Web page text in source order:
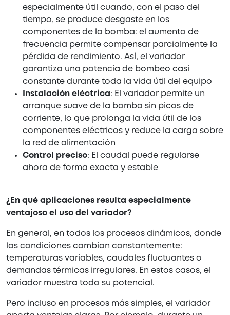
especialmente útil cuando, con el paso del
tiempo, se produce desgaste en los
componentes de la bomba: el aumento de
frecuencia permite compensar parcialmente la
pérdida de rendimiento. Así, el variador
garantiza una potencia de bombeo casi
constante durante toda la vida útil del equipo
Instalación eléctrica: El variador permite un
arranque suave de la bomba sin picos de
corriente, lo que prolonga la vida útil de los
componentes eléctricos y reduce la carga sobre
la red de alimentación
Control preciso: El caudal puede regularse
ahora de forma exacta y estable
¿En qué aplicaciones resulta especialmente
ventajoso el uso del variador?
En general, en todos los procesos dinámicos, donde
las condiciones cambian constantemente:
temperaturas variables, caudales fluctuantes o
demandas térmicas irregulares. En estos casos, el
variador muestra todo su potencial.
Pero incluso en procesos más simples, el variador